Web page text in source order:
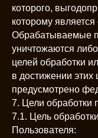
которого,
которому
Обрабатываемые
уничтожаются
целей обработки
в достижении этих
предусмотрено
7. Цели обработки
7.1. Цель
Пользователя: